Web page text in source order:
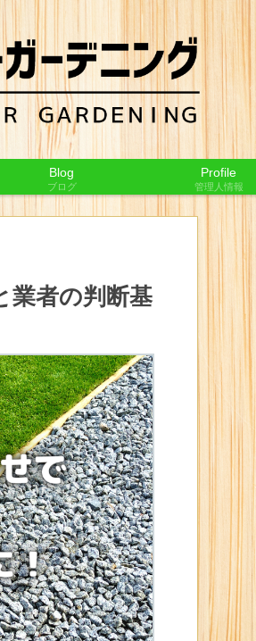
Blog
ブログ
Profile
管理人情報
業者の判断基